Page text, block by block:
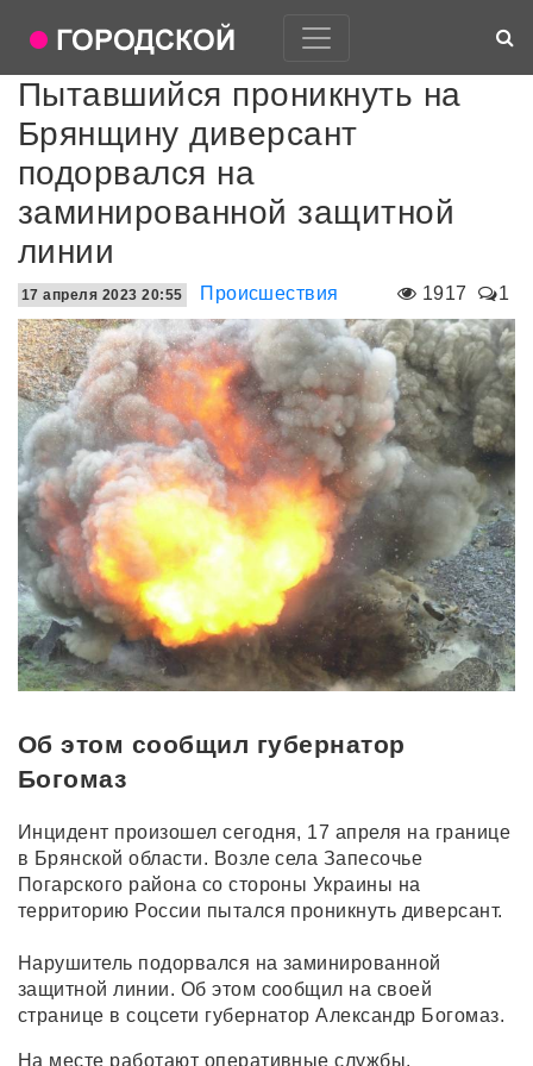
Пытавшийся проникнуть на
Брянщину диверсант
подорвался на
заминированной защитной
линии
1917 1
17 апреля 2023 20:55 Происшествия
Об этом сообщил губернатор
Богомаз
Инцидент произошел сегодня, 17 апреля на границе
в Брянской области. Возле села Запесочье
Погарского района со стороны Украины на
территорию России пытался проникнуть диверсант.
Нарушитель подорвался на заминированной
защитной линии. Об этом сообщил на своей
странице в соцсети губернатор Александр Богомаз.
На месте работают оперативные службы.